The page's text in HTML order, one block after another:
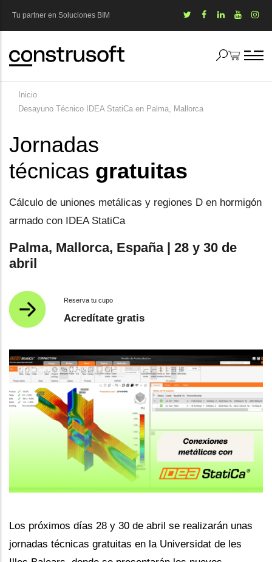
principal
Tu partner en Soluciones BIM
Sobrescribir
de
ayuda
a
la
navegación
Inicio
Desayuno Técnico IDEA StatiCa en Palma, Mallorca
Jornadas
técnicas gratuitas
Cálculo de uniones metálicas y regiones D en hormigón
armado con IDEA StatiCa
Palma, Mallorca, España | 28 y 30 de
abril
Reserva tu cupo
Acredítate gratis
Los próximos días 28 y 30 de abril se realizarán unas
jornadas técnicas gratuitas en la Universidat de les